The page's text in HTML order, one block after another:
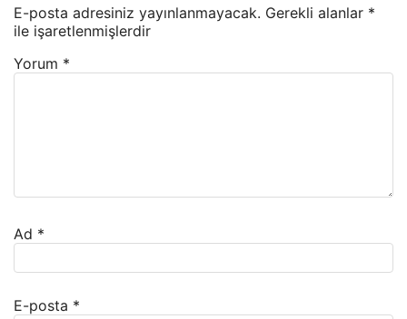
E-posta adresiniz yayınlanmayacak. Gerekli alanlar *
ile işaretlenmişlerdir
Yorum *
Ad *
E-posta *